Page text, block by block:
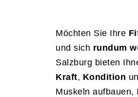
Möchten Sie Ihre
und sich rundum
Salzburg bieten
Kraft, Kondition
Muskeln aufbauen,